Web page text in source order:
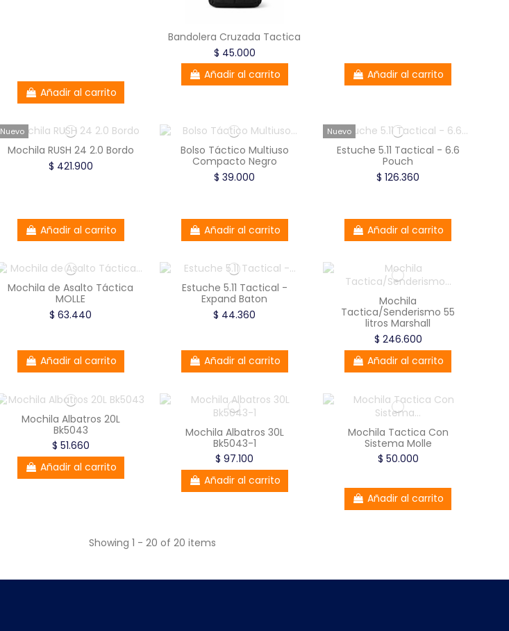
Añadir al carrito
Bandolera Cruzada Tactica
$ 45.000
Añadir al carrito
Añadir al carrito
Nuevo
Mochila RUSH 24 2.0 Bordo
$ 421.900
Añadir al carrito
Bolso Táctico Multiuso
Compacto Negro
$ 39.000
Añadir al carrito
Nuevo
Estuche 5.11 Tactical - 6.6
Pouch
$ 126.360
Añadir al carrito
Mochila de Asalto Táctica
MOLLE
$ 63.440
Añadir al carrito
Estuche 5.11 Tactical -
Expand Baton
$ 44.360
Añadir al carrito
Mochila
Tactica/Senderismo 55
litros Marshall
$ 246.600
Añadir al carrito
Mochila Albatros 20L
Bk5043
$ 51.660
Añadir al carrito
Mochila Albatros 30L
Bk5043-1
$ 97.100
Añadir al carrito
Mochila Tactica Con
Sistema Molle
$ 50.000
Añadir al carrito
Showing 1 - 20 of 20 items